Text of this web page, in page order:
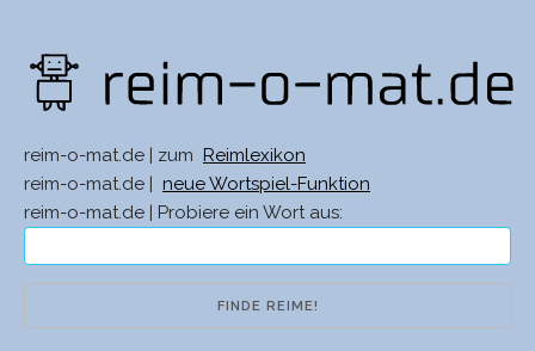
reim-o-mat.de | zum
Reimlexikon
reim-o-mat.de |
neue Wortspiel-Funktion
reim-o-mat.de | Probiere ein Wort aus: